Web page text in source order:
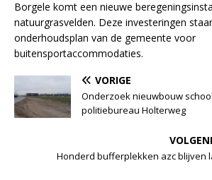
Borgele komt een nieuwe
natuurgrasvelden. Deze investeringen
onderhoudsplan van de gemeente voor
buitensportaccommodaties.
VORIGE
Onderzoek nieuwbouw
politiebureau Holterweg
Honderd bufferplekken azc blijven